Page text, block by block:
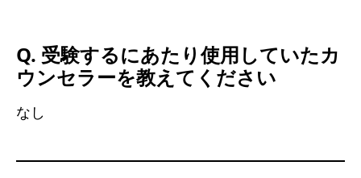
Q. 受験するにあたり使用していたカ
ウンセラーを教えてください
なし